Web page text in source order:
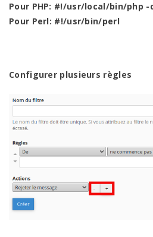
Pour PHP: #!/usr/local/bin/php -
Pour Perl: #!/usr/bin/perl
Configurer plusieurs règles